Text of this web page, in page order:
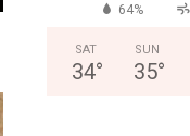
64%
SAT
34°
SUN
35°